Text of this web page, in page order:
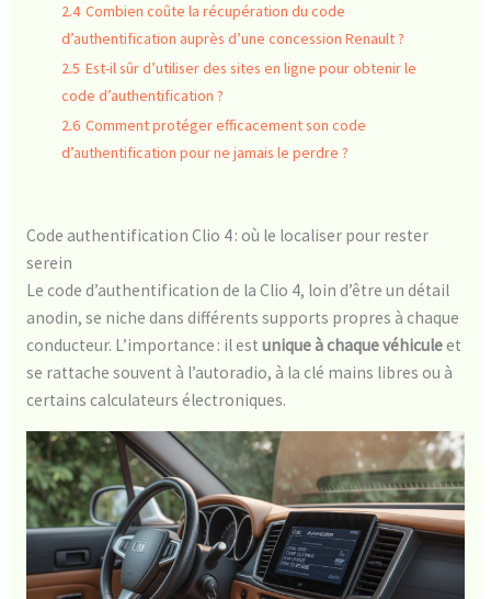
2.4 Combien coûte la récupération du code
d’authentification auprès d’une concession Renault ?
2.5 Est-il sûr d’utiliser des sites en ligne pour obtenir le
code d’authentification ?
2.6 Comment protéger efficacement son code
d’authentification pour ne jamais le perdre ?
Code authentification Clio 4 : où le localiser pour rester
serein
Le code d’authentification de la Clio 4, loin d’être un détail
anodin, se niche dans différents supports propres à chaque
conducteur. L’importance : il est unique à chaque véhiculeet
se rattache souvent à l’autoradio, à la clé mains libres ou à
certains calculateurs électroniques.